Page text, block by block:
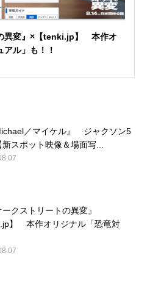
異変』×【tenki.jp】 本作オ
アル」も！！
／マイケル』 ジャクソン5
スポット映像＆場面写...
クストリートの異変』
】 本作オリジナル「恐竜対